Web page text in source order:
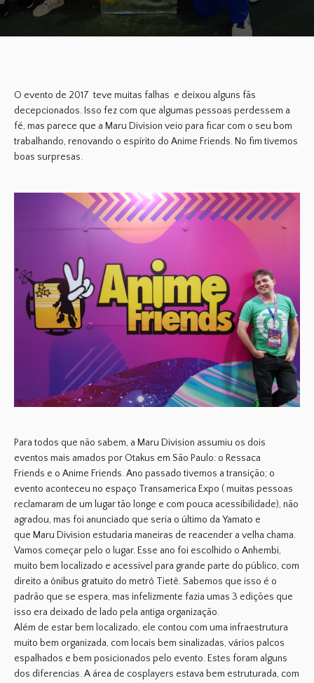
O evento de 2017 teve muitas falhas e deixou alguns fãs
decepcionados. Isso fez com que algumas pessoas perdessem a
fé, mas parece que a Maru Division veio para ficar com o seu bom
trabalhando, renovando o espírito do Anime Friends. No fim tivemos
boas surpresas.
Para todos que não sabem, a Maru Division assumiu os dois
eventos mais amados por Otakus em São Paulo: o Ressaca
Friends e o Anime Friends.Ano passado tivemos a transição; o
evento aconteceu no espaço Transamerica Expo ( muitas pessoas
reclamaram de um lugar tão longe e com pouca acessibilidade), não
agradou, mas foi anunciado que seria o último da Yamato e
que Maru Division estudaria maneiras de reacender a velha chama.
Vamos começar pelo o lugar. Esse ano foi escolhido o Anhembi,
muito bem localizado e acessível para grande parte do público, com
direito a ônibus gratuito do metrô Tietê. Sabemos que isso é o
padrão que se espera, mas infelizmente fazia umas 3 edições que
isso era deixado de lado pela antiga organização.
Além de estar bem localizado, ele contou com uma infraestrutura
muito bem organizada, com locais bem sinalizadas, vários palcos
espalhados e bem posicionados pelo evento. Estes foram alguns
dos diferencias. A área de cosplayers estava bem estruturada, com